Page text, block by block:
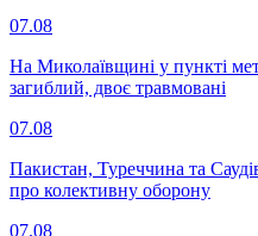
07.08
На Миколаївщині у пункті
загиблий, двоє травмовані
07.08
Пакистан, Туреччина та
про колективну оборону
07.08